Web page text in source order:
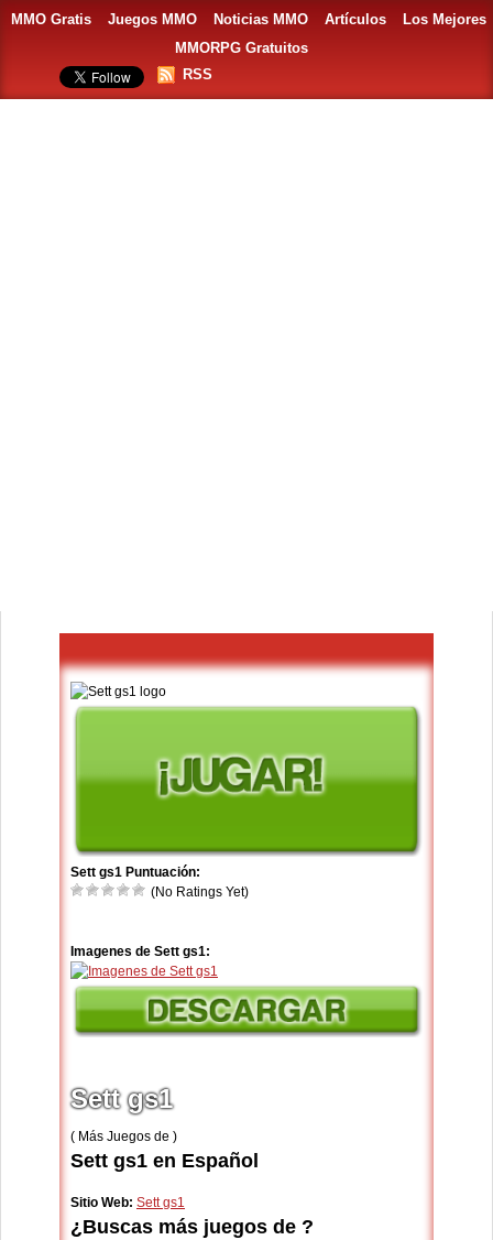
MMO Gratis Juegos MMO Noticias MMO Artículos
Los Mejores
MMORPG Gratuitos
RSS
Sett gs1 Puntuación:
(No Ratings Yet)
Imagenes de Sett gs1:
Sett gs1
( Más Juegos de )
Sett gs1 en Español
Sitio Web: Sett gs1
¿Buscas más juegos de ?